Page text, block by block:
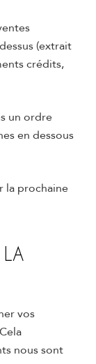
(extrait
crédits,
un ordre
en dessous
la prochaine
vos
nous sont